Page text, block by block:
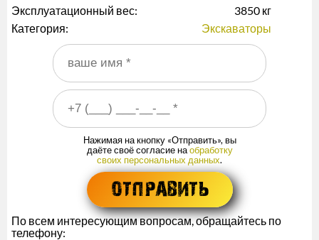
Эксплуатационный вес:
3850 кг
Категория:
Экскаваторы
Ваше имя
Ваш номер телефона
Нажимая на кнопку «Отправить», вы
даёте своё согласие наобработку
своих персональных данных.
По всем интересующим вопросам, обращайтесь по
телефону: